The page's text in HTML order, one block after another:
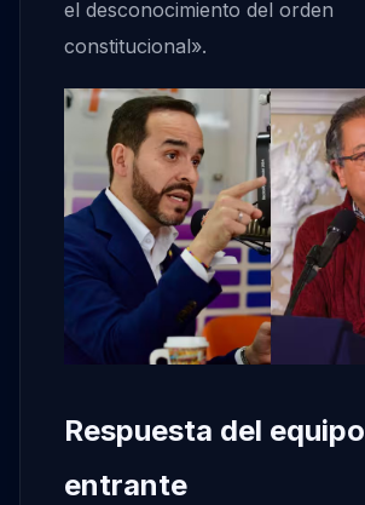
el desconocimiento del orden
constitucional».
Respuesta del equipo
entrante